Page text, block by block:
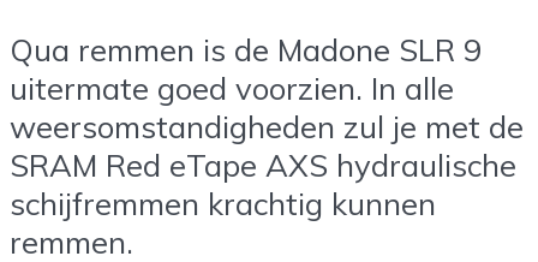
Qua remmen is de Madone SLR 9
uitermate goed voorzien. In alle
weersomstandigheden zul je met de
SRAM Red eTape AXS hydraulische
schijfremmen krachtig kunnen
remmen.